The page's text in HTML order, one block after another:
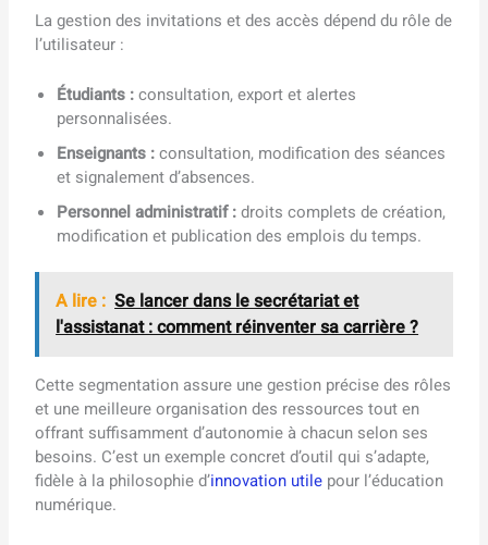
La gestion des invitations et des accès dépend du rôle de
l’utilisateur :
Étudiants :consultation, export et alertes
personnalisées.
Enseignants :consultation, modification des séances
et signalement d’absences.
Personnel administratif :droits complets de création,
modification et publication des emplois du temps.
A lire : Se lancer dans le secrétariat et
l'assistanat : comment réinventer sa carrière ?
Cette segmentation assure une gestion précise des rôles
et une meilleure organisation des ressources tout en
offrant suffisamment d’autonomie à chacun selon ses
besoins. C’est un exemple concret d’outil qui s’adapte,
fidèle à la philosophie d’innovation utile pour l’éducation
numérique.